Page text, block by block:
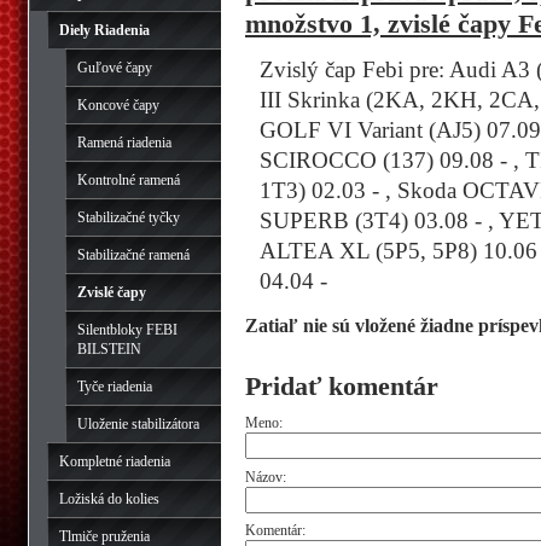
Diely Riadenia
Guľové čapy
Koncové čapy
Ramená riadenia
Kontrolné ramená
Stabilizačné tyčky
Stabilizačné ramená
Zvislé čapy
Silentbloky FEBI
BILSTEIN
Tyče riadenia
Uloženie stabilizátora
Kompletné riadenia
Ložiská do kolies
Tlmiče pruženia
množstvo 1, zvislé čapy
Zvislý čap Febi pre: Audi
III Skrinka (2KA, 2KH,
GOLF VI Variant (AJ5)
SCIROCCO (137) 09.08 - ,
1T3) 02.03 - , Skoda
SUPERB (3T4) 03.08 - ,
ALTEA XL (5P5, 5P8)
04.04 -
Zatiaľ nie sú vložené žiadne
Pridať komentár
Meno:
Názov:
Komentár: